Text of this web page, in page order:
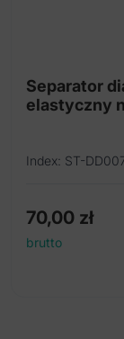
Separator
elastyczny
Index: ST-
70,00 zł
brutto